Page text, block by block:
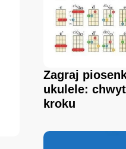
Zagraj
ukulele:
kroku